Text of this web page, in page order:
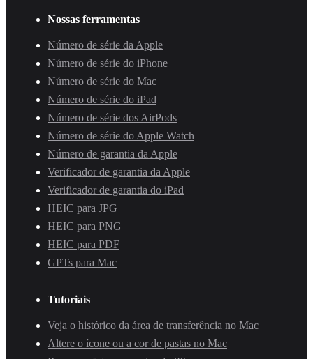
Nossas ferramentas
Número de série da Apple
Número de série do iPhone
Número de série do Mac
Número de série do iPad
Número de série dos AirPods
Número de série do Apple Watch
Número de garantia da Apple
Verificador de garantia da Apple
Verificador de garantia do iPad
HEIC para JPG
HEIC para PNG
HEIC para PDF
GPTs para Mac
Tutoriais
Veja o histórico da área de transferência no Mac
Altere o ícone ou a cor de pastas no Mac